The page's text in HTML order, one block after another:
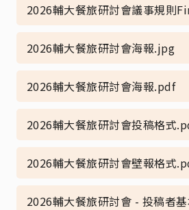
2026輔大餐旅研討會議事規則
2026輔大餐旅研討會海報.jpg
2026輔大餐旅研討會海報.pdf
2026輔大餐旅研討會投稿格式
2026輔大餐旅研討會壁報格式
2026輔大餐旅研討會 - 投稿者